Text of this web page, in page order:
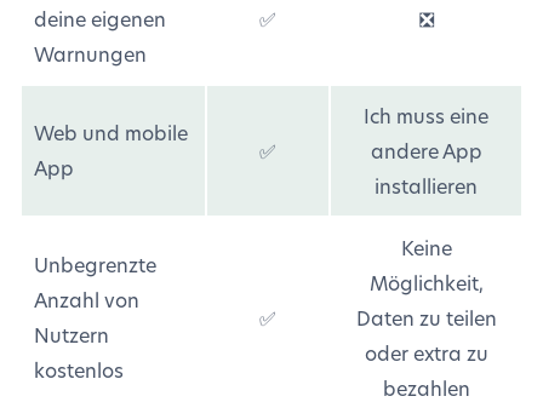
deine eigenen
Warnungen
✅ ❎
Web und mobile
App
✅
Ich muss eine
andere App
installieren
Unbegrenzte
Anzahl von
Nutzern
kostenlos
✅
Keine
Möglichkeit,
Daten zu teilen
oder extra zu
bezahlen